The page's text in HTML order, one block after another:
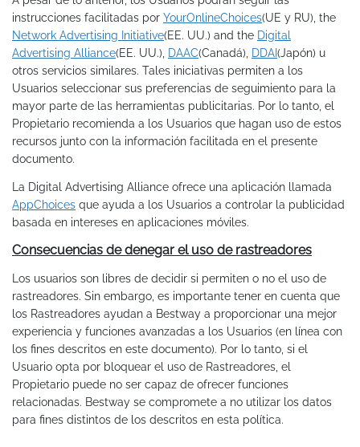
instrucciones facilitadas por YourOnlineChoices(UE y RU), the
Network Advertising Initiative(EE. UU.) and the Digital
Advertising Alliance(EE. UU.), DAAC(Canadá), DDAI(Japón) u
otros servicios similares. Tales iniciativas permiten a los
Usuarios seleccionar sus preferencias de seguimiento para la
mayor parte de las herramientas publicitarias. Por lo tanto, el
Propietario recomienda a los Usuarios que hagan uso de estos
recursos junto con la información facilitada en el presente
documento.
La Digital Advertising Alliance ofrece una aplicación llamada
AppChoices que ayuda a los Usuarios a controlar la publicidad
basada en intereses en aplicaciones móviles.
Consecuencias de denegar el uso de rastreadores
Los usuarios son libres de decidir si permiten o no el uso de
rastreadores. Sin embargo, es importante tener en cuenta que
los Rastreadores ayudan a Bestway a proporcionar una mejor
experiencia y funciones avanzadas a los Usuarios (en línea con
los fines descritos en este documento). Por lo tanto, si el
Usuario opta por bloquear el uso de Rastreadores, el
Propietario puede no ser capaz de ofrecer funciones
relacionadas. Bestway se compromete a no utilizar los datos
para fines distintos de los descritos en esta política.